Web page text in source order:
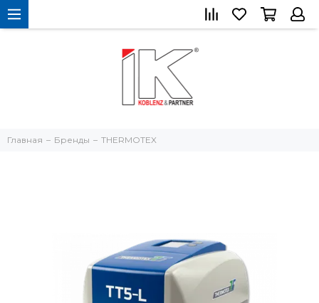
Главная Бренды THERMOTEX